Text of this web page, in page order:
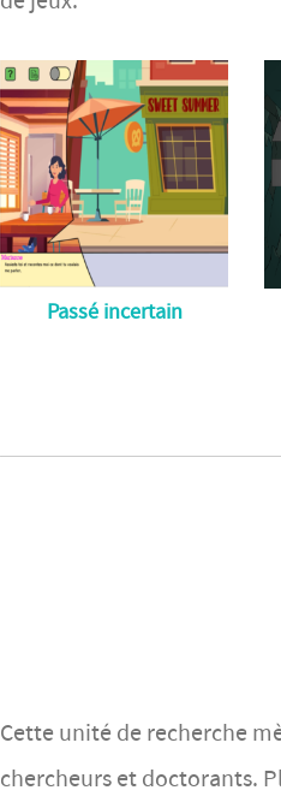
Passé incertain
Cette unité de recherche
chercheurs et doctorants.